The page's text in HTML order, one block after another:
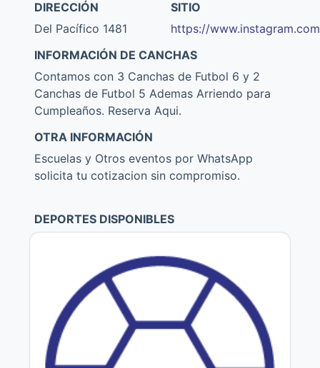
DIRECCIÓN
Del Pacífico 1481
SITIO
https://
INFORMACIÓN DE CANCHAS
Contamos con 3 Canchas de Futbol 6 y 2
Canchas de Futbol 5 Ademas Arriendo para
Cumpleaños. Reserva Aqui.
OTRA INFORMACIÓN
Escuelas y Otros eventos por WhatsApp
solicita tu cotizacion sin compromiso.
DEPORTES DISPONIBLES